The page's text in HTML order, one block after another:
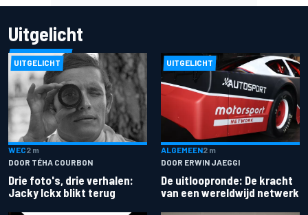
Uitgelicht
UITGELICHT
WEC2 m
DOOR TÉHA COURBON
Drie foto's, drie verhalen:
Jacky Ickx blikt terug
UITGELICHT
ALGEMEEN2 m
DOOR ERWIN JAEGGI
De uitloopronde: De kracht
van een wereldwijd netwerk